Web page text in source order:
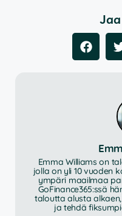
Emma Williams on
jolla on yli 10 vuoden
ympäri maailmaa
GoFinance365:ssä
taloutta alusta
ja tehdä